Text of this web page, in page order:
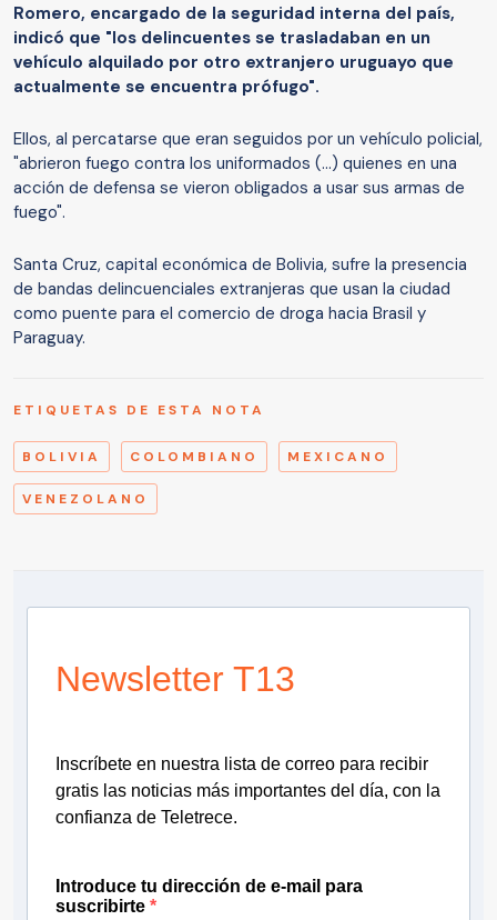
Romero, encargado de la seguridad interna del país,
indicó que "los delincuentes se trasladaban en un
vehículo alquilado por otro extranjero uruguayo que
actualmente se encuentra prófugo".
Ellos, al percatarse que eran seguidos por un vehículo policial,
"abrieron fuego contra los uniformados (...) quienes en una
acción de defensa se vieron obligados a usar sus armas de
fuego".
Santa Cruz, capital económica de Bolivia, sufre la presencia
de bandas delincuenciales extranjeras que usan la ciudad
como puente para el comercio de droga hacia Brasil y
Paraguay.
ETIQUETAS DE ESTA NOTA
BOLIVIA COLOMBIANO MEXICANO
VENEZOLANO
Newsletter T13
Inscríbete en nuestra lista de correo para recibir
gratis las noticias más importantes del día, con la
confianza de Teletrece.
Introduce tu dirección de e-mail para
suscribirte